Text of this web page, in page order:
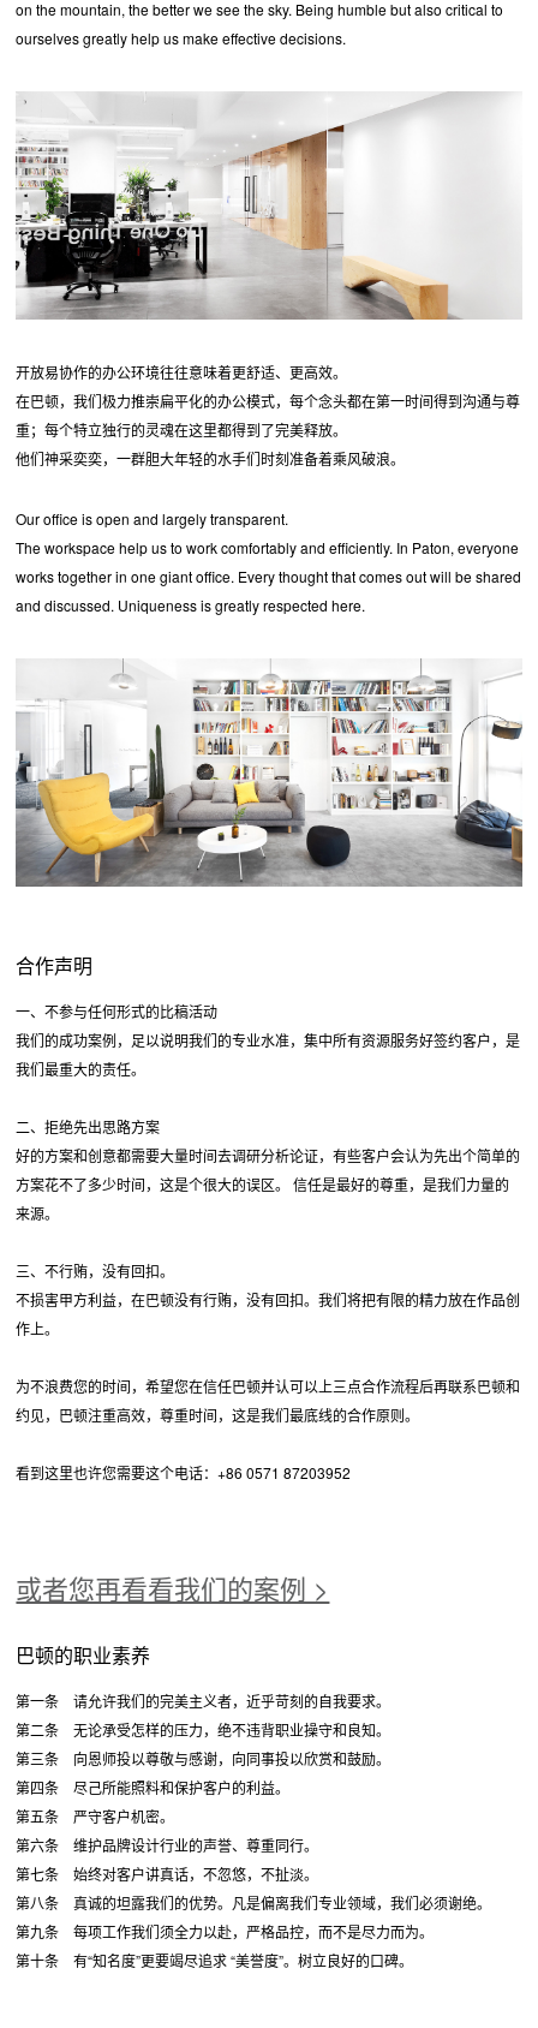
on the mountain, the better we see the sky. Being humble but also critical to
ourselves greatly help us make effective decisions.
开放易协作的办公环境往往意味着更舒适、更高效。
在巴顿，我们极力推崇扁平化的办公模式，每个念头都在第一时间得到沟通与尊
重；每个特立独行的灵魂在这里都得到了完美释放。
他们神采奕奕，一群胆大年轻的水手们时刻准备着乘风破浪。
Our office is open and largely transparent.
The workspace help us to work comfortably and efficiently. In Paton, everyone
works together in one giant office. Every thought that comes out will be shared
and discussed. Uniqueness is greatly respected here.
合作声明
一、不参与任何形式的比稿活动
我们的成功案例，足以说明我们的专业水准，集中所有资源服务好签约客户，是
我们最重大的责任。
二、拒绝先出思路方案
好的方案和创意都需要大量时间去调研分析论证，有些客户会认为先出个简单的
方案花不了多少时间，这是个很大的误区。 信任是最好的尊重，是我们力量的
来源。
三、不行贿，没有回扣。
不损害甲方利益，在巴顿没有行贿，没有回扣。我们将把有限的精力放在作品创
作上。
为不浪费您的时间，希望您在信任巴顿并认可以上三点合作流程后再联系巴顿和
约见，巴顿注重高效，尊重时间，这是我们最底线的合作原则。
看到这里也许您需要这个电话：+86 0571 87203952
或者您再看看我们的案例 >
巴顿的职业素养
第一条 请允许我们的完美主义者，近乎苛刻的自我要求。
第二条 无论承受怎样的压力，绝不违背职业操守和良知。
第三条 向恩师投以尊敬与感谢，向同事投以欣赏和鼓励。
第四条 尽己所能照料和保护客户的利益。
第五条 严守客户机密。
第六条 维护品牌设计行业的声誉、尊重同行。
第七条 始终对客户讲真话，不忽悠，不扯淡。
第八条 真诚的坦露我们的优势。凡是偏离我们专业领域，我们必须谢绝。
第九条 每项工作我们须全力以赴，严格品控，而不是尽力而为。
第十条 有“知名度”更要竭尽追求 “美誉度”。树立良好的口碑。